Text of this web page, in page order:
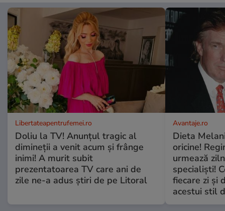
Libertateapentrufemei.ro
Doliu la TV! Anunțul tragic al
dimineții a venit acum și frânge
inimi! A murit subit
prezentatoarea TV care ani de
zile ne-a adus știri de pe Litoral
Avantaje.ro
Dieta
oricine!
urmează
specialiști!
fiecare zi și
acestui stil